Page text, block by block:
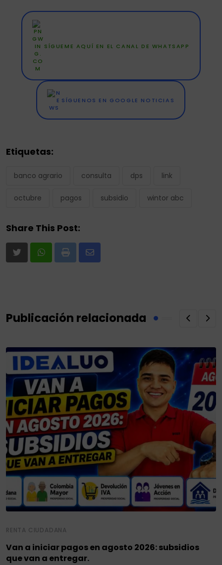
SÍGUEME AQUÍ EN EL CANAL DE WHATSAPP
SÍGUENOS EN GOOGLE NOTICIAS
Etiquetas:
banco agrario consulta dps link
octubre pagos subsidio wintor abc
Share This Post:
Print
Share
Publicación relacionada
RENTA CIUDADANA
Van a iniciar pagos en agosto 2026: subsidios
que van a entregar.